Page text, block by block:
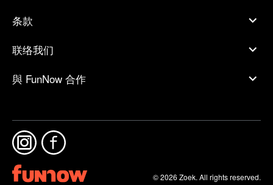
条款
联络我们
與 FunNow 合作
© 2026 Zoek. All rights reserved.